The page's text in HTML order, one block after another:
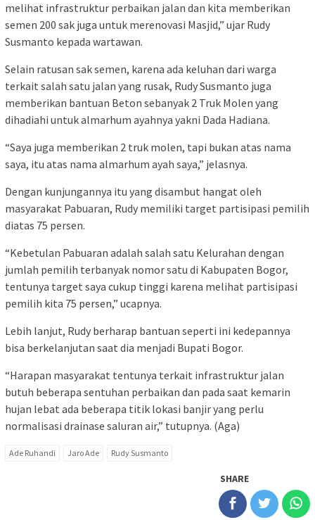
melihat infrastruktur perbaikan jalan dan kita memberikan
semen 200 sak juga untuk merenovasi Masjid,” ujar Rudy
Susmanto kepada wartawan.
Selain ratusan sak semen, karena ada keluhan dari warga
terkait salah satu jalan yang rusak, Rudy Susmanto juga
memberikan bantuan Beton sebanyak 2 Truk Molen yang
dihadiahi untuk almarhum ayahnya yakni Dada Hadiana.
“Saya juga memberikan 2 truk molen, tapi bukan atas nama
saya, itu atas nama almarhum ayah saya,” jelasnya.
Dengan kunjungannya itu yang disambut hangat oleh
masyarakat Pabuaran, Rudy memiliki target partisipasi pemilih
diatas 75 persen.
“Kebetulan Pabuaran adalah salah satu Kelurahan dengan
jumlah pemilih terbanyak nomor satu di Kabupaten Bogor,
tentunya target saya cukup tinggi karena melihat partisipasi
pemilih kita 75 persen,” ucapnya.
Lebih lanjut, Rudy berharap bantuan seperti ini kedepannya
bisa berkelanjutan saat dia menjadi Bupati Bogor.
“Harapan masyarakat tentunya terkait infrastruktur jalan
butuh beberapa sentuhan perbaikan dan pada saat kemarin
hujan lebat ada beberapa titik lokasi banjir yang perlu
normalisasi drainase saluran air,” tutupnya. (Aga)
Ade Ruhandi Jaro Ade Rudy Susmanto
SHARE